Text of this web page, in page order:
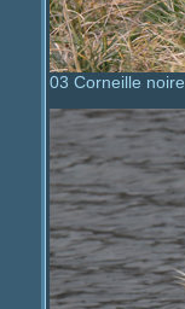
03 Corneille noire